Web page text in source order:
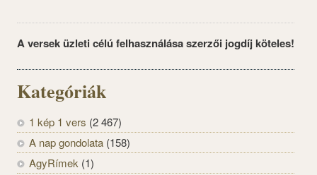
A versek üzleti célú felhasználása szerzői jogdíj köteles!
Kategóriák
1 kép 1 vers (2 467)
A nap gondolata (158)
AgyRímek (1)